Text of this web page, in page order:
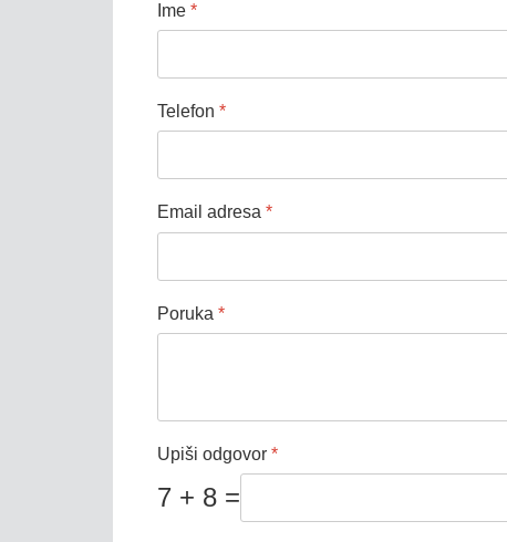
Ime *
Telefon *
Email adresa *
Poruka *
Upiši odgovor *
7 + 8 =